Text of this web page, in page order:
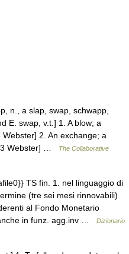
n., a slap, swap, schwapp,
E. swap, v.t.] 1. A blow; a
2. An exchange; a
Webster] …
The Collaborative
TS fin. 1. nel linguaggio di
(tre sei mesi rinnovabili)
al Fondo Monetario
in funz. agg.inv …
Dizionario